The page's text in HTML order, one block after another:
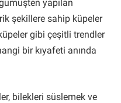
yapılan
şekillere sahip küpeler
gibi çeşitli trendler
bir kıyafeti anında
bilekleri süslemek ve